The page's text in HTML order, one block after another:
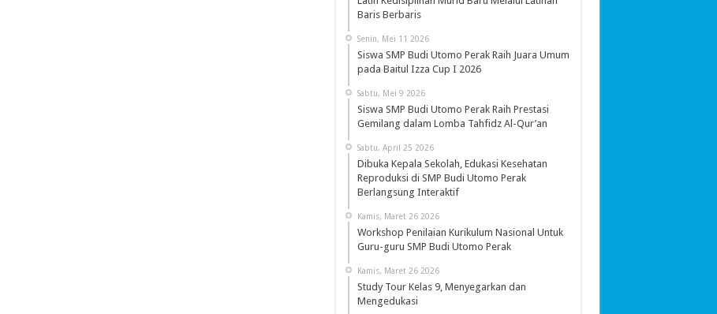
Baris Berbaris
Senin, Mei 11 2026
Siswa SMP Budi Utomo Perak Raih Juara Umum
pada Baitul Izza Cup I 2026
Sabtu, Mei 9 2026
Siswa SMP Budi Utomo Perak Raih Prestasi
Gemilang dalam Lomba Tahfidz Al-Qur’an
Sabtu, April 25 2026
Dibuka Kepala Sekolah, Edukasi Kesehatan
Reproduksi di SMP Budi Utomo Perak
Berlangsung Interaktif
Kamis, Maret 26 2026
Workshop Penilaian Kurikulum Nasional Untuk
Guru-guru SMP Budi Utomo Perak
Kamis, Maret 26 2026
Study Tour Kelas 9, Menyegarkan dan
Mengedukasi